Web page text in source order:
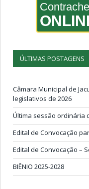
ÚLTIMAS POSTAGENS
Câmara Municipal de
legislativos de 2026
Última sessão ordinária
Edital de Convocação
Edital de Convocação –
BIÊNIO 2025-2028